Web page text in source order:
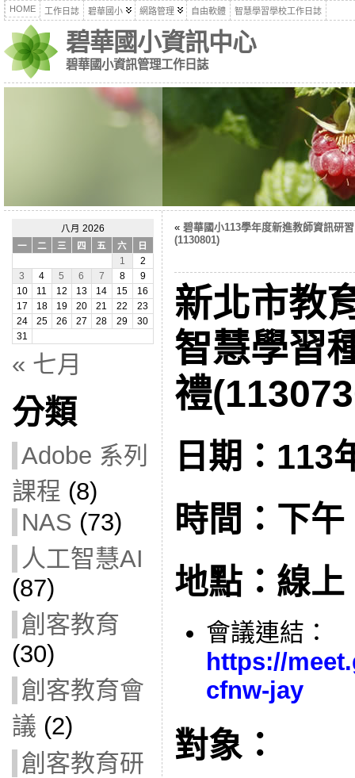
HOME 工作日誌 碧華國小 網路管理 自由軟體 智慧學習學校工作日誌
碧華國小資訊中心
碧華國小資訊管理工作日誌
八月 2026
一
二 三 四 五 六
日
1
2
3
4 5 6 7 8
9
10
11 12 13 14 15
16
17
18 19 20 21 22
23
24
25 26 27 28 29
30
31
« 七月
分類
Adobe 系列
課程 (8)
NAS (73)
人工智慧AI
(87)
創客教育
(30)
創客教育會
議 (2)
創客教育研
« 碧華國小113學年度新進教師資訊研習
(1130801)
新北市教
智慧學習
禮
日期：113
時間：下
地點：線上
會議連結：
https://
cfnw-jay
對象：